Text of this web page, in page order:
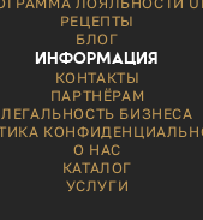
РЕЦЕПТЫ
БЛОГ
ИНФОРМАЦИЯ
КОНТАКТЫ
ПАРТНЁРАМ
ЛЕГАЛЬНОСТЬ БИЗНЕСА
О НАС
КАТАЛОГ
УСЛУГИ